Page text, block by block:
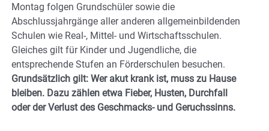
Montag folgen Grundschüler sowie die
Abschlussjahrgänge aller anderen allgemeinbildenden
Schulen wie Real-, Mittel- und Wirtschaftsschulen.
Gleiches gilt für Kinder und Jugendliche, die
entsprechende Stufen an Förderschulen besuchen.
Grundsätzlich gilt: Wer akut krank ist, muss zu Hause
bleiben. Dazu zählen etwa Fieber, Husten, Durchfall
oder der Verlust des Geschmacks- und Geruchssinns.